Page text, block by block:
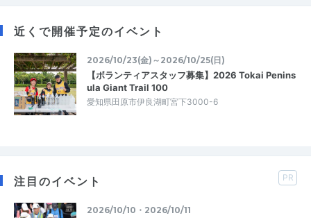
近くで開催予定のイベント
2026/10/23(金)～2026/10/25(日)
【ボランティアスタッフ募集】2026 Tokai Penins
ula Giant Trail 100
愛知県田原市伊良湖町宮下3000-6
注目のイベント PR
2026/10/10・2026/10/11